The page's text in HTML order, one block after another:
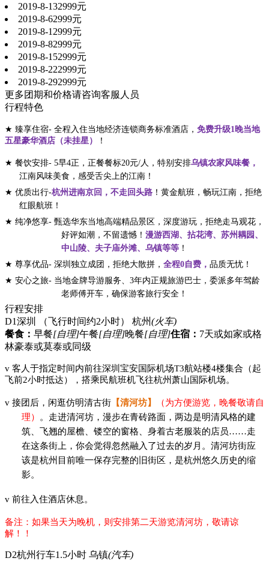
2019-8-132999元
2019-8-62999元
2019-8-1 2999元
2019-8-82999元
2019-8-152999元
2019-8-222999元
2019-8-292999元
更多团期和价格请咨询客服人员
行程特色
★ 臻享住宿- 全程入住当地经济连锁商务标准酒店， 免费升级1晚当地
五星豪华酒店（未挂星）
！
★ 餐饮安排- 5早4正，正餐餐标20元/人，特别安排乌镇农家风味餐，
江南风味美食，感受舌尖上的江南！
★ 优质出行-杭州进南京回，不走回头路 ！黄金航班，畅玩江南，拒绝
红眼航班！
★ 纯净悠享- 甄选华东当地高端精品景区，深度游玩，拒绝走马观花，
好评如潮，不留遗憾！漫游西湖、拈花湾、苏州耦园、
中山陵、夫子庙外滩、乌镇等等 ！
★ 尊享优品- 深圳独立成团，拒绝大散拼， 全程0自费， 品质无忧！
★ 安心之旅- 当地金牌导游服务、3年内正规旅游巴士，委派多年驾龄
老师傅开车，确保游客旅行安全！
行程安排
D1深圳 （飞行时间约2小时） 杭州(火车)
餐食： 早餐[自理]午餐[自理]晚餐[自理]住宿： 7天或如家或格
林豪泰或莫泰或同级
v 客人于指定时间内前往深圳宝安国际机场T3航站楼4楼集合（起
飞前2小时抵达）
，搭乘民航班机飞往杭州萧山国际机场。
v 接团后，闲逛仿明清古街 【清河坊】
（为方便游览，晚餐敬请自
理）
。走进清河坊，漫步在青砖路面，两边是明清风格的建
筑、飞翘的屋檐、镂空的窗格、身着古老服装的店员……走
在这条街上，你会觉得忽然融入了过去的岁月。清河坊街应
该是杭州目前唯一保存完整的旧街区，是杭州悠久历史的缩
影。
v 前往入住酒店休息。
备注：如果当天为晚机，则安排第二天游览清河坊，敬请谅
解！！
D2杭州行车1.5小时 乌镇(汽车)